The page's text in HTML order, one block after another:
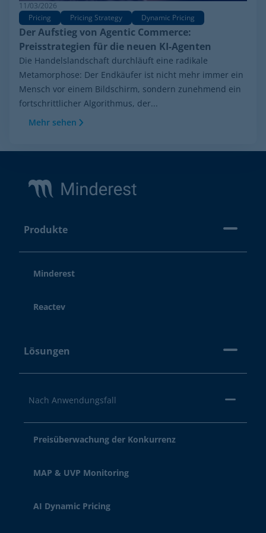
11/03/2026
Pricing
Pricing Strategy Dynamic Pricing
Der Aufstieg von Agentic Commerce:
Preisstrategien für die neuen KI-Agenten
Die Handelslandschaft durchläuft eine radikale
Metamorphose: Der Endkäufer ist nicht mehr immer ein
Mensch vor einem Bildschirm, sondern zunehmend ein
fortschrittlicher Algorithmus, der...
Mehr sehen
Produkte
Minderest
Reactev
Lösungen
Nach Anwendungsfall
Preisüberwachung der Konkurrenz
MAP & UVP Monitoring
AI Dynamic Pricing